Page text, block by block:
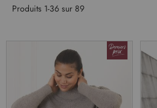
Produits 1-36 sur 89